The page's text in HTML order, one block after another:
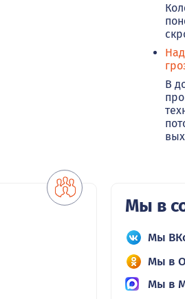
В
Мы в
Мы
Мы в
Мы в